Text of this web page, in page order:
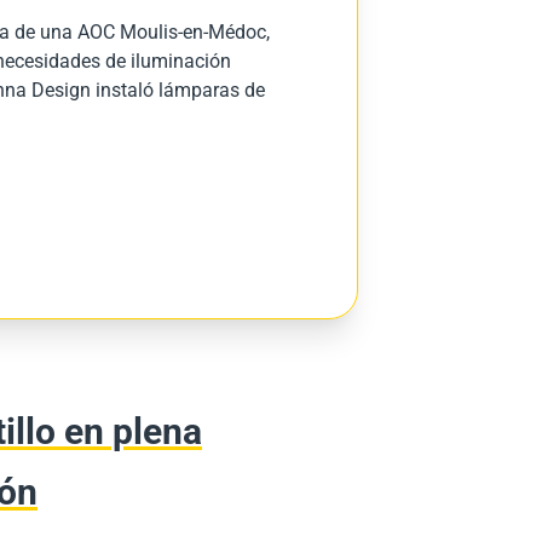
de una AOC Moulis-en-Médoc,
de iluminación
Design instaló lámparas de
en plena